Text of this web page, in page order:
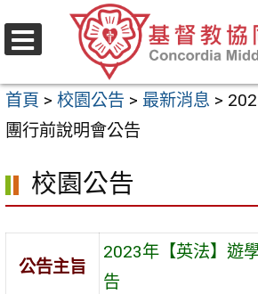
至
要
內
區
首頁 > 校園公告 > 最新消息 >
團行前說明會公告
校園公告
公告主旨
2023年【英法】遊
告
選
單